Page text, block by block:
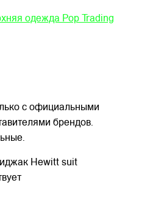
одежда Pop Trading
с официальными
брендов.
Hewitt suit